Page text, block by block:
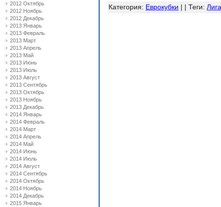
2012 Октябрь
2012 Ноябрь
2012 Декабрь
2013 Январь
2013 Февраль
2013 Март
2013 Апрель
2013 Май
2013 Июнь
2013 Июль
2013 Август
2013 Сентябрь
2013 Октябрь
2013 Ноябрь
2013 Декабрь
2014 Январь
2014 Февраль
2014 Март
2014 Апрель
2014 Май
2014 Июнь
2014 Июль
2014 Август
2014 Сентябрь
2014 Октябрь
2014 Ноябрь
2014 Декабрь
2015 Январь
Категория: Еврокубки | | Теги: